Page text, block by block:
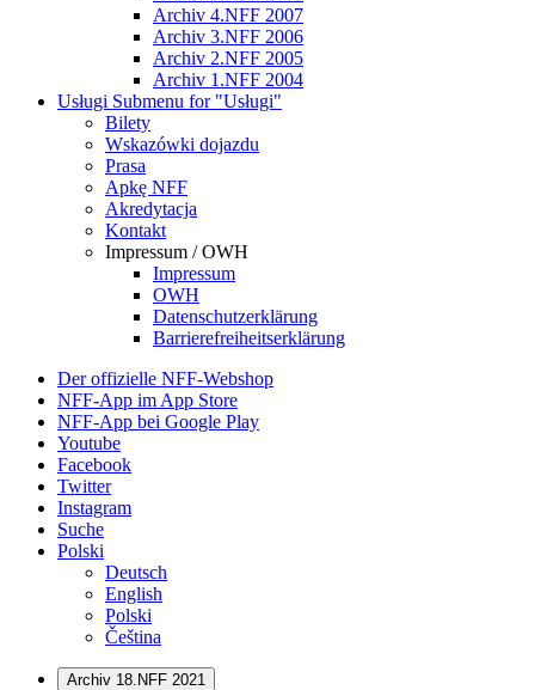
Archiv 4.NFF 2007
Archiv 3.NFF 2006
Archiv 2.NFF 2005
Archiv 1.NFF 2004
Usługi Submenu for "Usługi"
Bilety
Wskazówki dojazdu
Prasa
Apkę NFF
Akredytacja
Kontakt
Impressum / OWH
Impressum
OWH
Datenschutzerklärung
Barrierefreiheitserklärung
Der offizielle NFF-Webshop
NFF-App im App Store
NFF-App bei Google Play
Youtube
Facebook
Twitter
Instagram
Suche
Polski
Deutsch
English
Polski
Čeština
Archiv 18.NFF 2021